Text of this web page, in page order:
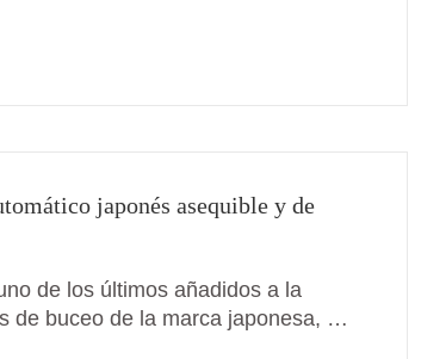
japonés asequible y de
de los últimos añadidos a la
de buceo de la marca japonesa, …